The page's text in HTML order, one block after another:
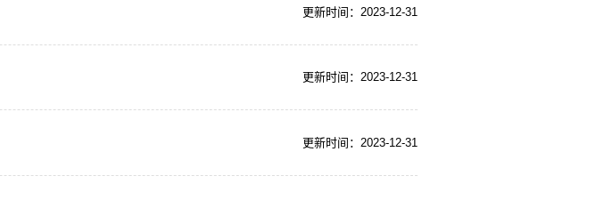
更新时间：2023-12-31
更新时间：2023-12-31
更新时间：2023-12-31